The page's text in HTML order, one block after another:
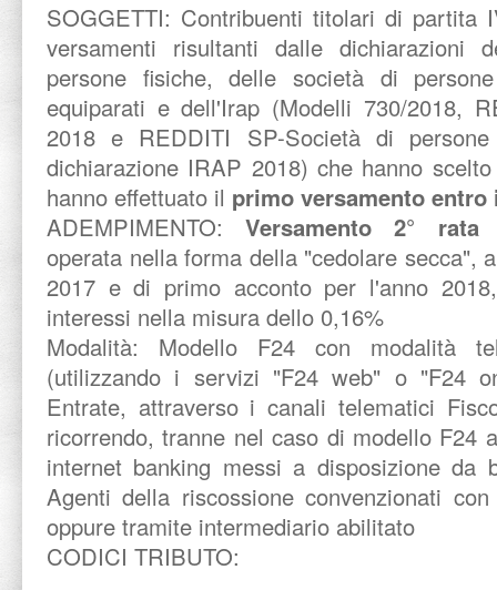
SOGGETTI: Contribuenti titolari di partita
versamenti risultanti dalle dichiarazioni
persone fisiche, delle società di
equiparati e dell'Irap (Modelli 730/2018,
2018 e REDDITI SP-Società di
dichiarazione IRAP 2018) che hanno
hanno effettuato il primo versamento entro
ADEMPIMENTO:Versamento 2°
operata nella forma della "cedolare secca",
2017 e di primo acconto per l'anno
interessi nella misura dello 0,16%
Modalità: Modello F24 con modalità
(utilizzando i servizi "F24 web" o "F24
Entrate, attraverso i canali telematici
ricorrendo, tranne nel caso di modello F24
internet banking messi a disposizione da
Agenti della riscossione convenzionati
oppure tramite intermediario abilitato
CODICI TRIBUTO: